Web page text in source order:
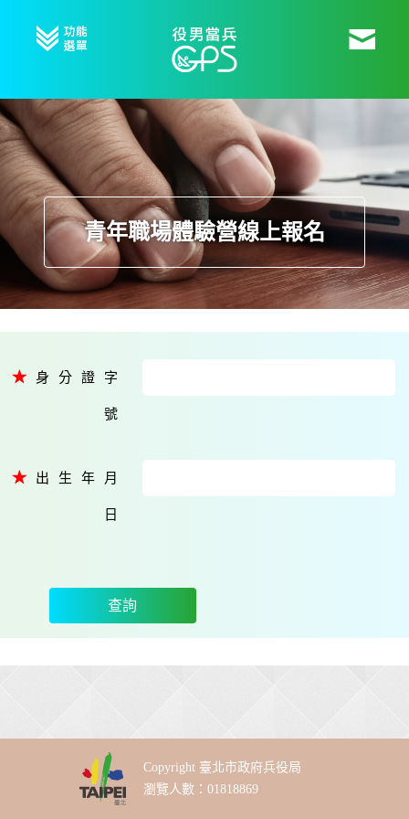
青年職場體驗營線上報名
身分證字
號
出生年月
日
查詢
Copyright 臺北市政府兵役局
瀏覽人數：01818869